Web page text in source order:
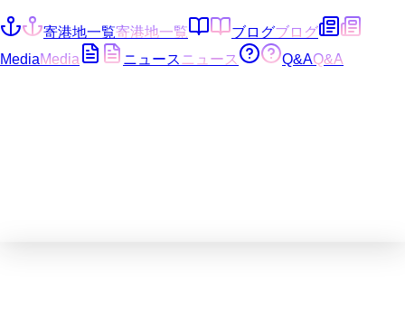
寄港地一覧寄港地一覧 ブログブログ
MediaMedia ニュース ニュース Q&AQ&A